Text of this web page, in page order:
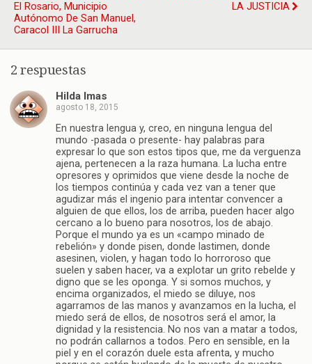
El Rosario, Municipio
Autónomo De San Manuel,
Caracol III La Garrucha
LA JUSTICIA
2 respuestas
Hilda Imas
agosto 18, 2015
En nuestra lengua y, creo, en ninguna lengua del
mundo -pasada o presente- hay palabras para
expresar lo que son estos tipos que, me da verguenza
ajena, pertenecen a la raza humana. La lucha entre
opresores y oprimidos que viene desde la noche de
los tiempos continúa y cada vez van a tener que
agudizar más el ingenio para intentar convencer a
alguien de que ellos, los de arriba, pueden hacer algo
cercano a lo bueno para nosotros, los de abajo.
Porque el mundo ya es un «campo minado de
rebelión» y donde pisen, donde lastimen, donde
asesinen, violen, y hagan todo lo horroroso que
suelen y saben hacer, va a explotar un grito rebelde y
digno que se les oponga. Y si somos muchos, y
encima organizados, el miedo se diluye, nos
agarramos de las manos y avanzamos en la lucha, el
miedo será de ellos, de nosotros será el amor, la
dignidad y la resistencia. No nos van a matar a todos,
no podrán callarnos a todos. Pero en sensible, en la
piel y en el corazón duele esta afrenta, y mucho